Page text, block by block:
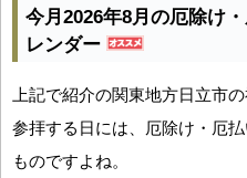
今月2026年8月の厄除け
レンダー
上記で紹介の関東地方日立市
参拝する日には、厄除け・厄
ものですよね。